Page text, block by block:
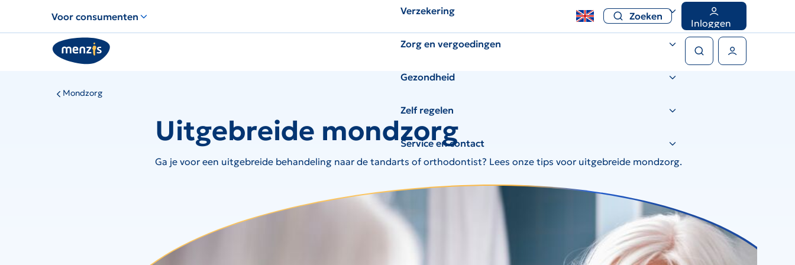
voor
snelle
navigatie
Voor consumenten Zoeken
Inloggen
Verzekering
Zorg en vergoedingen
Gezondheid
Zelf regelen
Service en contact
Mondzorg
Uitgebreide mondzorg
Ga je voor een uitgebreide behandeling naar de tandarts of orthodontist? Lees onze tips voor uitgebreide mondzorg.